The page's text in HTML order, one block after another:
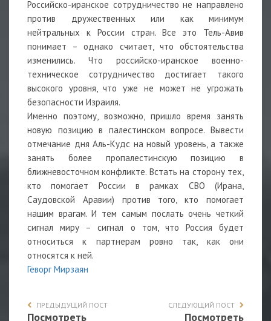
Российско-иранское сотрудничество не направлено
против дружественных или как минимум
нейтральных к России стран. Все это Тель-Авив
понимает – однако считает, что обстоятельства
изменились. Что российско-иранское военно-
техническое сотрудничество достигает такого
высокого уровня, что уже не может не угрожать
безопасности Израиля.
Именно поэтому, возможно, пришло время занять
новую позицию в палестинском вопросе. Вывести
отмечание дня Аль-Кудс на новый уровень, а также
занять более пропалестинскую позицию в
ближневосточном конфликте. Встать на сторону тех,
кто помогает России в рамках СВО (Ирана,
Саудовской Аравии) против того, кто помогает
нашим врагам. И тем самым послать очень четкий
сигнал миру – сигнал о том, что Россия будет
относиться к партнерам ровно так, как они
относятся к ней.
Геворг Мирзаян
ПРЕДЫДУЩИЙ ПОСТ
Посмотреть
СЛЕДУЮЩИЙ ПОСТ
Посмотреть